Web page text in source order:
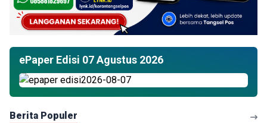
ePaper Edisi 07 Agustus 2026
Berita Populer